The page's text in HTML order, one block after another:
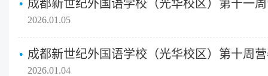
成都新世纪外国语学校（光华校区）第十一
2026.01.05
成都新世纪外国语学校（光华校区）第十周
2026.01.04